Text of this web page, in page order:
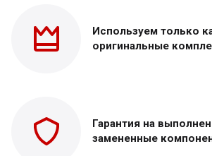
Используем только
оригинальные
Гарантия на
замененные